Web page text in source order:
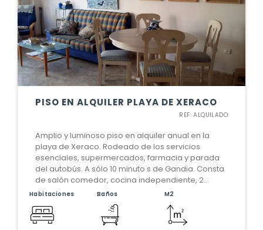
PISO EN ALQUILER PLAYA DE XERACO
REF: ALQUILADO
Amplio y luminoso piso en alquiler anual en la
playa de Xeraco. Rodeado de los servicios
esenciales, supermercados, farmacia y parada
del autobús. A sólo 10 minuto s de Gandia. Consta
de salón comedor, cocina independiente, 2
habitaciones dobles, un baño. Si esto es lo que
estás buscando comunícate con nosotros.
Estaremos encantados de poder ayudarte.
Habitaciones Baños M2